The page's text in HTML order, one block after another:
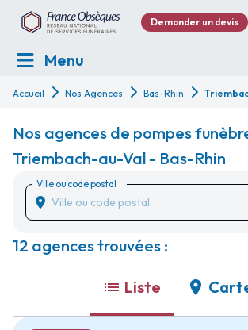
Demander un devis
Menu
Accueil Nos Agences Bas-Rhin
Nos agences de pompes
Triembach-au-Val - Bas-Rhin
Ville ou code postal
12 agences trouvées :
Liste